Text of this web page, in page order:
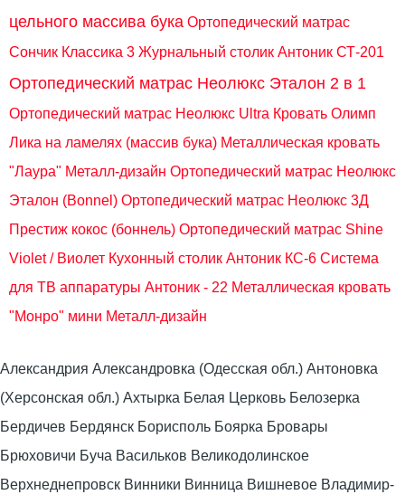
цельного массива бука Ортопедический матрас
Сончик Классика 3 Журнальный столик Антоник СТ-201
Ортопедический матрас Неолюкс Эталон 2 в 1
Ортопедический матрас Неолюкс Ultra Кровать Олимп
Лика на ламелях (массив бука) Металлическая кровать
"Лаура" Металл-дизайн Ортопедический матрас Неолюкс
Эталон (Bonnel) Ортопедический матрас Неолюкс 3Д
Преcтиж кокос (боннель) Ортопедический матрас Shine
Violet / Виолет Кухонный столик Антоник КС-6 Система
для ТВ аппаратуры Антоник - 22 Металлическая кровать
"Монро" мини Металл-дизайн
Александрия Александровка (Одесская обл.) Антоновка
(Херсонская обл.) Ахтырка Белая Церковь Белозерка
Бердичев Бердянск Борисполь Боярка Бровары
Брюховичи Буча Васильков Великодолинское
Верхнеднепровск Винники Винница Вишневое Владимир-